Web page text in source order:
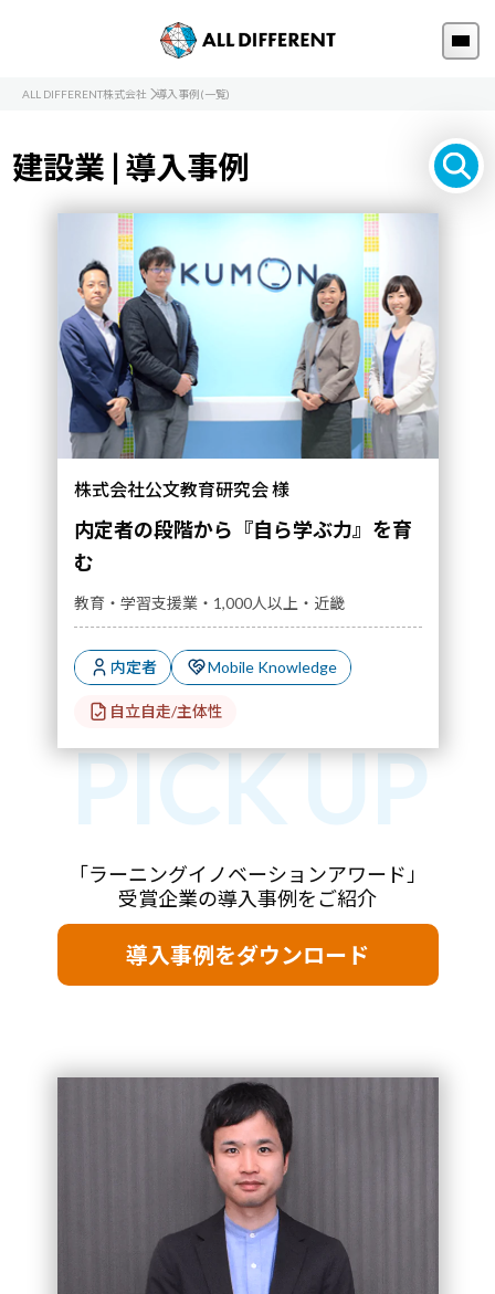
ALL DIFFERENT株式会社 導入事例(一覧)
建設業 | 導入事例
株式会社公文教育研究会 様
内定者の段階から『自ら学ぶ力』を育
む
教育・学習支援業・1,000人以上・近畿
内定者 Mobile Knowledge
自立自走/主体性
「ラーニングイノベーションアワード」
受賞企業の導入事例をご紹介
導入事例をダウンロード